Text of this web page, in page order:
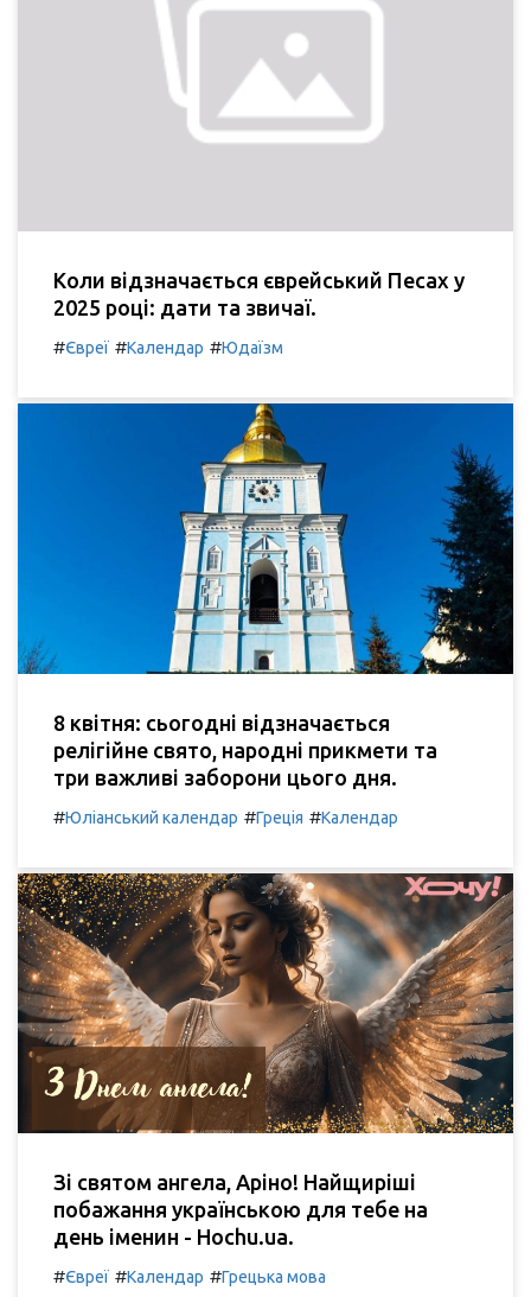
Коли відзначається єврейський Песах у
2025 році: дати та звичаї.
#Євреї #Календар #Юдаїзм
8 квітня: сьогодні відзначається
релігійне свято, народні прикмети та
три важливі заборони цього дня.
#Юліанський календар #Греція #Календар
Зі святом ангела, Аріно! Найщиріші
побажання українською для тебе на
день іменин - Hochu.ua.
#Євреї #Календар #Грецька мова